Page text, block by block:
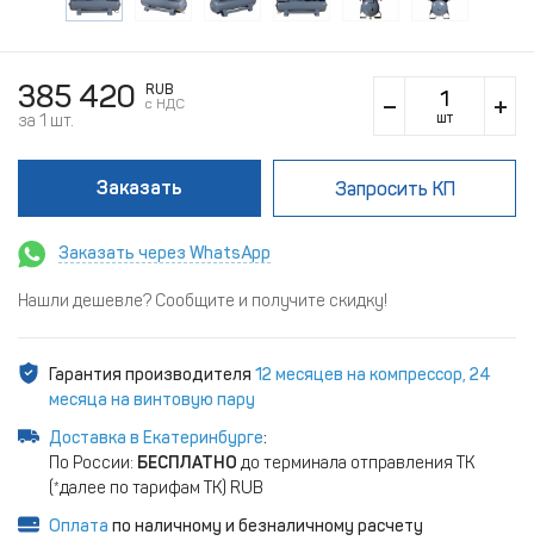
385 420
RUB
c НДС
за 1 шт. шт
Заказать Запросить КП
Заказать через WhatsApp
Нашли дешевле? Сообщите и получите скидку!
Гарантия производителя 12 месяцев на компрессор, 24
месяца на винтовую пару
Доставка в Екатеринбурге:
По России: БЕСПЛАТНО до терминала отправления ТК
(*далее по тарифам ТК) RUB
Оплата по наличному и безналичному расчету